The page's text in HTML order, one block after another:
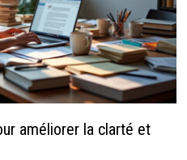
améliorer la clarté et